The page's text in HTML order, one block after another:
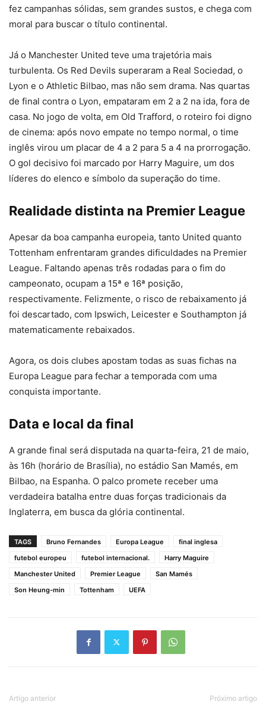
fez campanhas sólidas, sem grandes sustos, e chega com
moral para buscar o título continental.
Já o Manchester United teve uma trajetória mais
turbulenta. Os Red Devils superaram a Real Sociedad, o
Lyon e o Athletic Bilbao, mas não sem drama. Nas quartas
de final contra o Lyon, empataram em 2 a 2 na ida, fora de
casa. No jogo de volta, em Old Trafford, o roteiro foi digno
de cinema: após novo empate no tempo normal, o time
inglês virou um placar de 4 a 2 para 5 a 4 na prorrogação.
O gol decisivo foi marcado por Harry Maguire, um dos
líderes do elenco e símbolo da superação do time.
Realidade distinta na Premier League
Apesar da boa campanha europeia, tanto United quanto
Tottenham enfrentaram grandes dificuldades na Premier
League. Faltando apenas três rodadas para o fim do
campeonato, ocupam a 15ª e 16ª posição,
respectivamente. Felizmente, o risco de rebaixamento já
foi descartado, com Ipswich, Leicester e Southampton já
matematicamente rebaixados.
Agora, os dois clubes apostam todas as suas fichas na
Europa League para fechar a temporada com uma
conquista importante.
Data e local da final
A grande final será disputada na quarta-feira, 21 de maio,
às 16h (horário de Brasília), no estádio San Mamés, em
Bilbao, na Espanha. O palco promete receber uma
verdadeira batalha entre duas forças tradicionais da
Inglaterra, em busca da glória continental.
TAGS Bruno Fernandes Europa League
final inglesa
futebol europeu
futebol internacional.
Harry Maguire
Manchester United
Premier League
San Mamés
Son Heung-min
Tottenham UEFA
Artigo anterior Próximo artigo